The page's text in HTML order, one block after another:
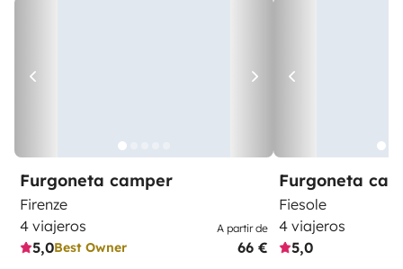
Furgoneta camper
Firenze
4 viajeros
5,0Best Owner
A partir de
66 €
Furgoneta
Fiesole
4 viajeros
5,0